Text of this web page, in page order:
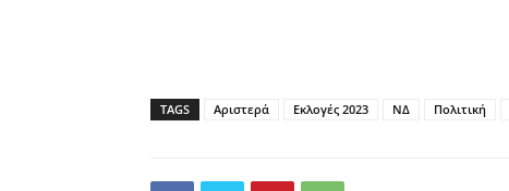
TAGS Αριστερά Εκλογές 2023 ΝΔ Πολιτική